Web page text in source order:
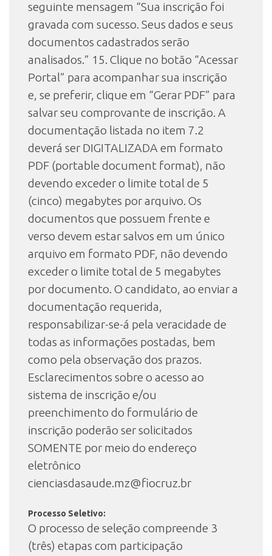
seguinte mensagem “Sua inscrição foi
gravada com sucesso. Seus dados e seus
documentos cadastrados serão
analisados.” 15. Clique no botão “Acessar
Portal” para acompanhar sua inscrição
e, se preferir, clique em “Gerar PDF” para
salvar seu comprovante de inscrição. A
documentação listada no item 7.2
deverá ser DIGITALIZADA em formato
PDF (portable document format), não
devendo exceder o limite total de 5
(cinco) megabytes por arquivo. Os
documentos que possuem frente e
verso devem estar salvos em um único
arquivo em formato PDF, não devendo
exceder o limite total de 5 megabytes
por documento. O candidato, ao enviar a
documentação requerida,
responsabilizar-se-á pela veracidade de
todas as informações postadas, bem
como pela observação dos prazos.
Esclarecimentos sobre o acesso ao
sistema de inscrição e/ou
preenchimento do formulário de
inscrição poderão ser solicitados
SOMENTE por meio do endereço
eletrônico
cienciasdasaude.mz@fiocruz.br
Processo Seletivo:
O processo de seleção compreende 3
(três) etapas com participação